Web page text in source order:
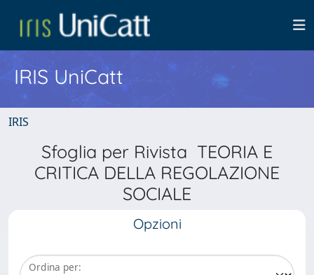
IRIS UniCatt
IRIS
Sfoglia per Rivista TEORIA E
CRITICA DELLA REGOLAZIONE
SOCIALE
Opzioni
Ordina per: